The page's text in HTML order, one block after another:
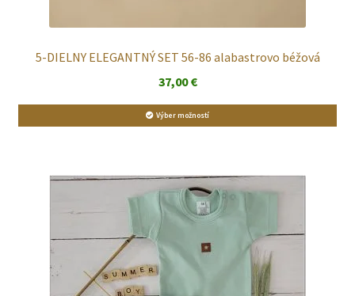
5-DIELNY ELEGANTNÝ SET 56-86 alabastrovo béžová
37,00€
Výber možností